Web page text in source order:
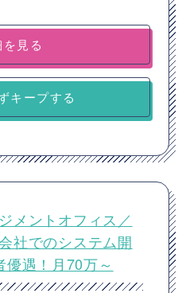
見る
キープする
メントオフィス／
社でのシステム開
遇！月70万～